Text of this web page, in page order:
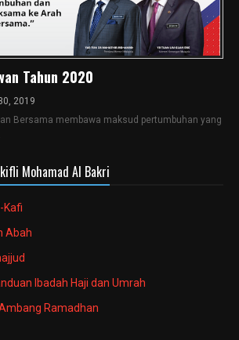
Tahun 2020
2019
Bersama membawa maksud pertumbuhan yang
Mohamad Al Bakri
Kafi
Abah
Ibadah Haji dan Umrah
Ramadhan